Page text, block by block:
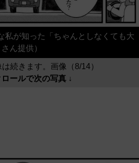
私が知った「ちゃんとしなくても大
ん提供）
続きます。画像（8/14）
ロールで次の写真 ↓